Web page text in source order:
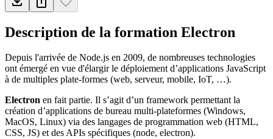
Description de la formation Electron
Depuis l'arrivée de Node.js en 2009, de nombreuses technologies
ont émergé en vue d'élargir le déploiement d’applications JavaScript
à de multiples plate-formes (web, serveur, mobile, IoT, …).
Electron en fait partie. Il s’agit d’un framework permettant la
création d’applications de bureau multi-plateformes (Windows,
MacOS, Linux) via des langages de programmation web (HTML,
CSS, JS) et des APIs spécifiques (node, electron).